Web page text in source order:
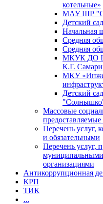
котельные»
МАУ ШР
Детский
Начальная
Средняя
Средняя
МКУК ДО
К.Г.
МКУ
Детский
Массовые
предоставляемые
Перечень услуг,
и обязательными
Перечень услуг,
организациями
Антикоррупционная
КРП
ТИК
...